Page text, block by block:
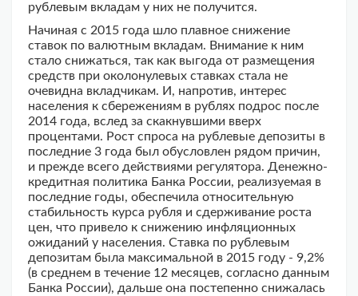
рублевым вкладам у них не получится.
Начиная с 2015 года шло плавное снижение
ставок по валютным вкладам. Внимание к ним
стало снижаться, так как выгода от размещения
средств при околонулевых ставках стала не
очевидна вкладчикам. И, напротив, интерес
населения к сбережениям в рублях подрос после
2014 года, вслед за скакнувшими вверх
процентами. Рост спроса на рублевые депозиты в
последние 3 года был обусловлен рядом причин,
и прежде всего действиями регулятора. Денежно-
кредитная политика Банка России, реализуемая в
последние годы, обеспечила относительную
стабильность курса рубля и сдерживание роста
цен, что привело к снижению инфляционных
ожиданий у населения. Ставка по рублевым
депозитам была максимальной в 2015 году - 9,2%
(в среднем в течение 12 месяцев, согласно данным
Банка России), дальше она постепенно снижалась